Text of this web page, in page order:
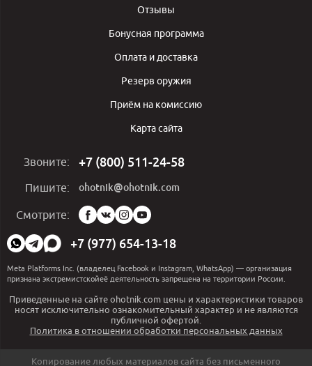
Отзывы
Бонусная программа
Оплата и доставка
Резерв оружия
Приём на комиссию
Карта сайта
Звоните: +7 (800) 511-24-58
Пишите: ohotnik@ohotnik.com
Смотрите:
Мы
в
социальных
сетях:
+7 (977) 654-13-18
Meta Platforms Inc. (владелец Facebook и Instagram, WhatsApp) — организация
признана экстремистскойеё деятельность запрещена на территории России.
Приведенные на сайте ohotnik.com цены и характеристики товаров
носят исключительно ознакомительный характер и не являются
публичной офертой.
Политика в отношении обработки персональных данных
Копирование любых материалов сайта без письменного